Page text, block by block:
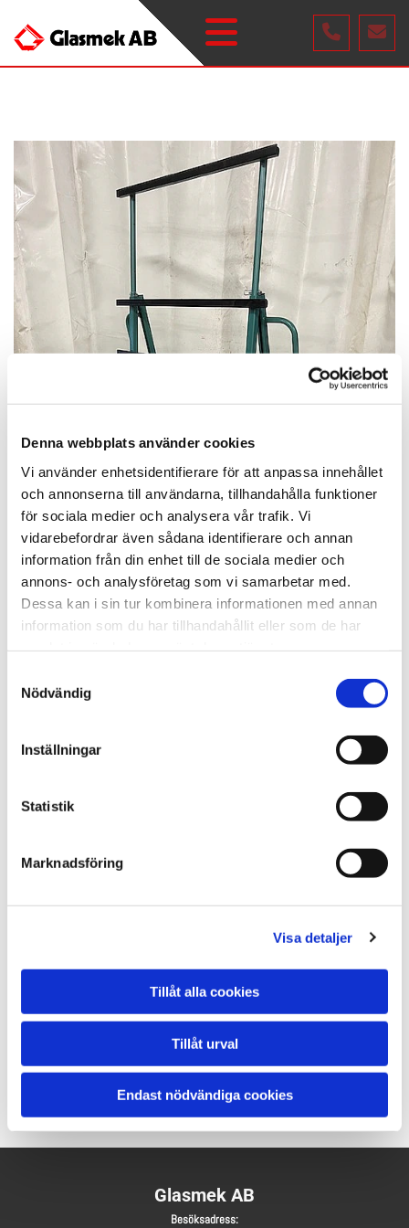
Denna webbplats använder cookies
Vi använder enhetsidentifierare för att anpassa innehållet
och annonserna till användarna, tillhandahålla funktioner
för sociala medier och analysera vår trafik. Vi
vidarebefordrar även sådana identifierare och annan
information från din enhet till de sociala medier och
annons- och analysföretag som vi samarbetar med.
Dessa kan i sin tur kombinera informationen med annan
information som du har tillhandahållit eller som de har
Nödvändig
Inställningar
Statistik
Marknadsföring
Visa detaljer
Tillåt alla cookies
Tillåt urval
Endast nödvändiga cookies
FÖRHÖJNING TILL MINIVAGN
KONTAKTA MIG ANGÅENDE DENNA PRODUKT
finns olika lägen att höja ryggen, men som max upp till 1300
Glasmek AB
Besöksadress: